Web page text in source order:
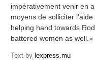
impérativement venir en
moyens de solliciter
helping hand towards
battered women as well.»
Text by lexpress.mu